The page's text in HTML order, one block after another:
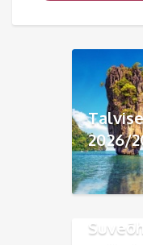
2026/